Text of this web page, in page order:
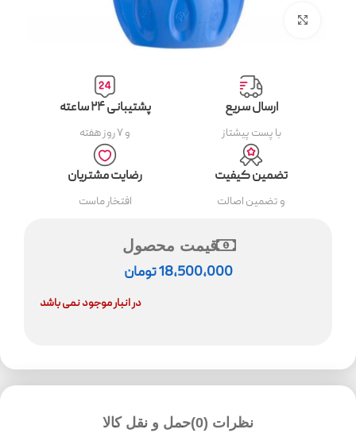
بزرگنمایی تصویر
ارسال سریع
با پست پیشتاز
پشتیبانی ۲۴ ساعته
و ۷ روز هفته
تضمین کیفیت
و تضمین اصالت
رضایت مشتریان
افتخار ماست
قیمت محصول
18,500,000تومان
در انبار موجود نمی باشد
نظرات (0) حمل و نقل کالا